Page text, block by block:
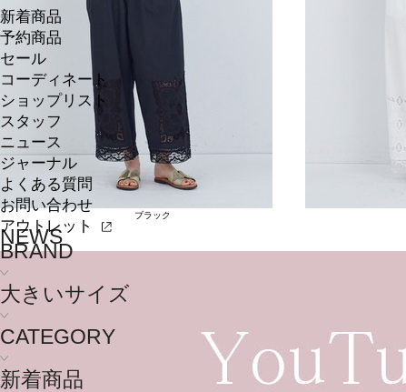
新着商品
予約商品
セール
コーディネート
ショップリスト
スタッフ
ニュース
ジャーナル
よくある質問
お問い合わせ
アウトレット
BRAND
大きいサイズ
CATEGORY
新着商品
ブラック
NEWS